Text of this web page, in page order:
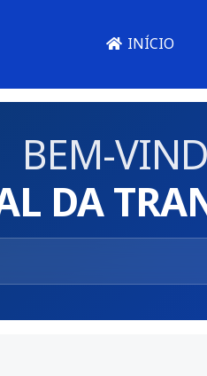
INÍCIO
BEM-
DA